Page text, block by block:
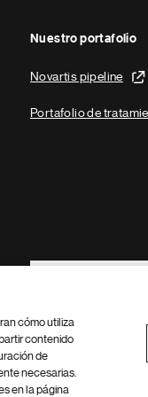
Nuestro portafolio
Novartis pipeline
Portafolio de
Footer Site Search
Mapa del sitio
cómo utiliza
contenido
de
necesarias.
en la página